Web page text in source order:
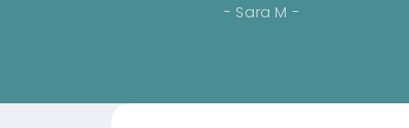
- Sara M -